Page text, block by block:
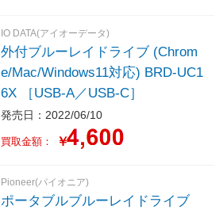
IO DATA(アイオーデータ)
外付ブルーレイドライブ (Chrom
e/Mac/Windows11対応) BRD-UC1
6X ［USB-A／USB-C］
発売日：2022/06/10
買取金額： ￥
Pioneer(パイオニア)
ポータブルブルーレイドライブ